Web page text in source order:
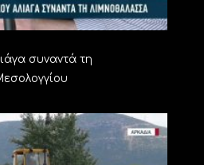
συναντά τη